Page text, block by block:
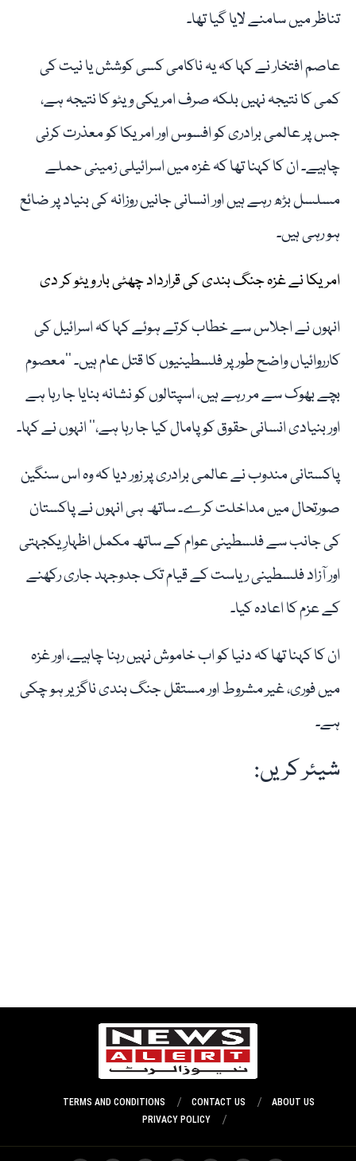
تناظر میں سامنے لایا گیا تھا۔
عاصم افتخار نے کہا کہ یہ ناکامی کسی کوشش یا نیت کی
کمی کا نتیجہ نہیں بلکہ صرف امریکی ویٹو کا نتیجہ ہے،
جس پر عالمی برادری کو افسوس اور امریکا کو معذرت کرنی
چاہیے۔ ان کا کہنا تھا کہ غزہ میں اسرائیلی زمینی حملے
مسلسل بڑھ رہے ہیں اور انسانی جانیں روزانہ کی بنیاد پر ضائع
ہو رہی ہیں۔
امریکا نے غزہ جنگ بندی کی قرارداد چھٹی بار ویٹو کر دی
انہوں نے اجلاس سے خطاب کرتے ہوئے کہا کہ اسرائیل کی
کارروائیاں واضح طور پر فلسطینیوں کا قتل عام ہیں۔ ’’معصوم
بچے بھوک سے مر رہے ہیں، اسپتالوں کو نشانہ بنایا جا رہا ہے
اور بنیادی انسانی حقوق کو پامال کیا جا رہا ہے،‘‘ انہوں نے کہا۔
پاکستانی مندوب نے عالمی برادری پر زور دیا کہ وہ اس سنگین
صورتحال میں مداخلت کرے۔ ساتھ ہی انہوں نے پاکستان
کی جانب سے فلسطینی عوام کے ساتھ مکمل اظہارِ یکجہتی
اور آزاد فلسطینی ریاست کے قیام تک جدوجہد جاری رکھنے
کے عزم کا اعادہ کیا۔
ان کا کہنا تھا کہ دنیا کو اب خاموش نہیں رہنا چاہیے، اور غزہ
میں فوری، غیر مشروط اور مستقل جنگ بندی ناگزیر ہو چکی
ہے۔
شیئر کریں:
ABOUT US
CONTACT US
TERMS AND CONDITIONS
PRIVACY POLICY